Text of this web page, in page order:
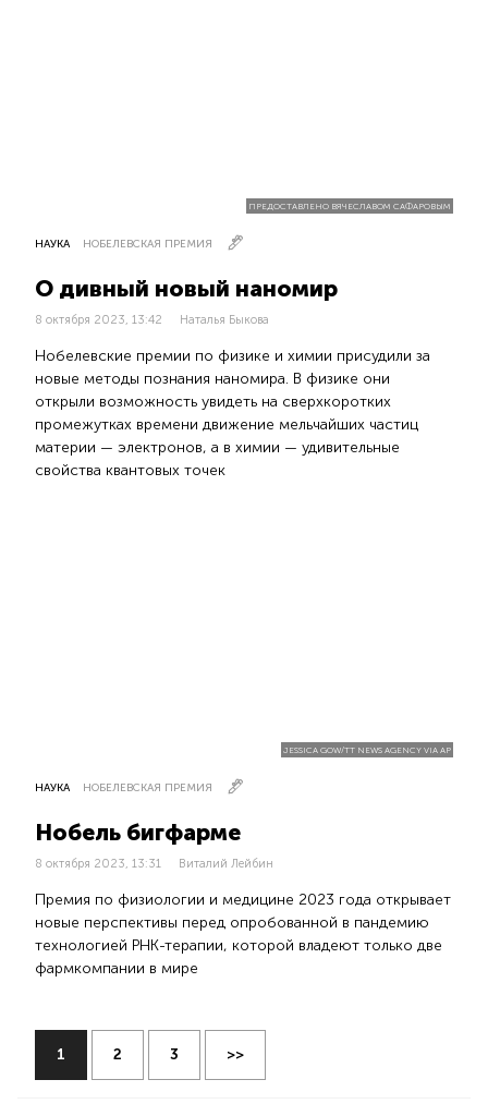
ПРЕДОСТАВЛЕНО ВЯЧЕСЛАВОМ САФАРОВЫМ
НАУКА НОБЕЛЕВСКАЯ ПРЕМИЯ
О дивный новый наномир
8 октября 2023, 13:42 Наталья Быкова
Нобелевские премии по физике и химии присудили за
новые методы познания наномира. В физике они
открыли возможность увидеть на сверхкоротких
промежутках времени движение мельчайших частиц
материи — электронов, а в химии — удивительные
свойства квантовых точек
JESSICA GOW/TT NEWS AGENCY VIA AP
НАУКА НОБЕЛЕВСКАЯ ПРЕМИЯ
Нобель бигфарме
8 октября 2023, 13:31 Виталий Лейбин
Премия по физиологии и медицине 2023 года открывает
новые перспективы перед опробованной в пандемию
технологией РНК-терапии, которой владеют только две
фармкомпании в мире
1 2 3 >>